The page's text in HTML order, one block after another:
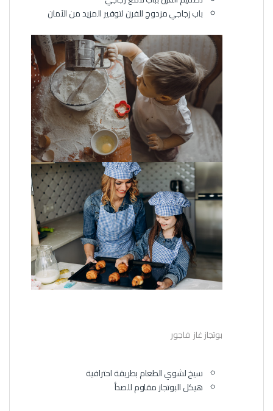
باب زجاجي مزدوج للفرن لتوفير المزيد من الآمان
بوتجاز غاز فاجور
سيخ لشوي الطعام بطريقة احترافية
هيكل البوتجاز مقاوم للصدأ